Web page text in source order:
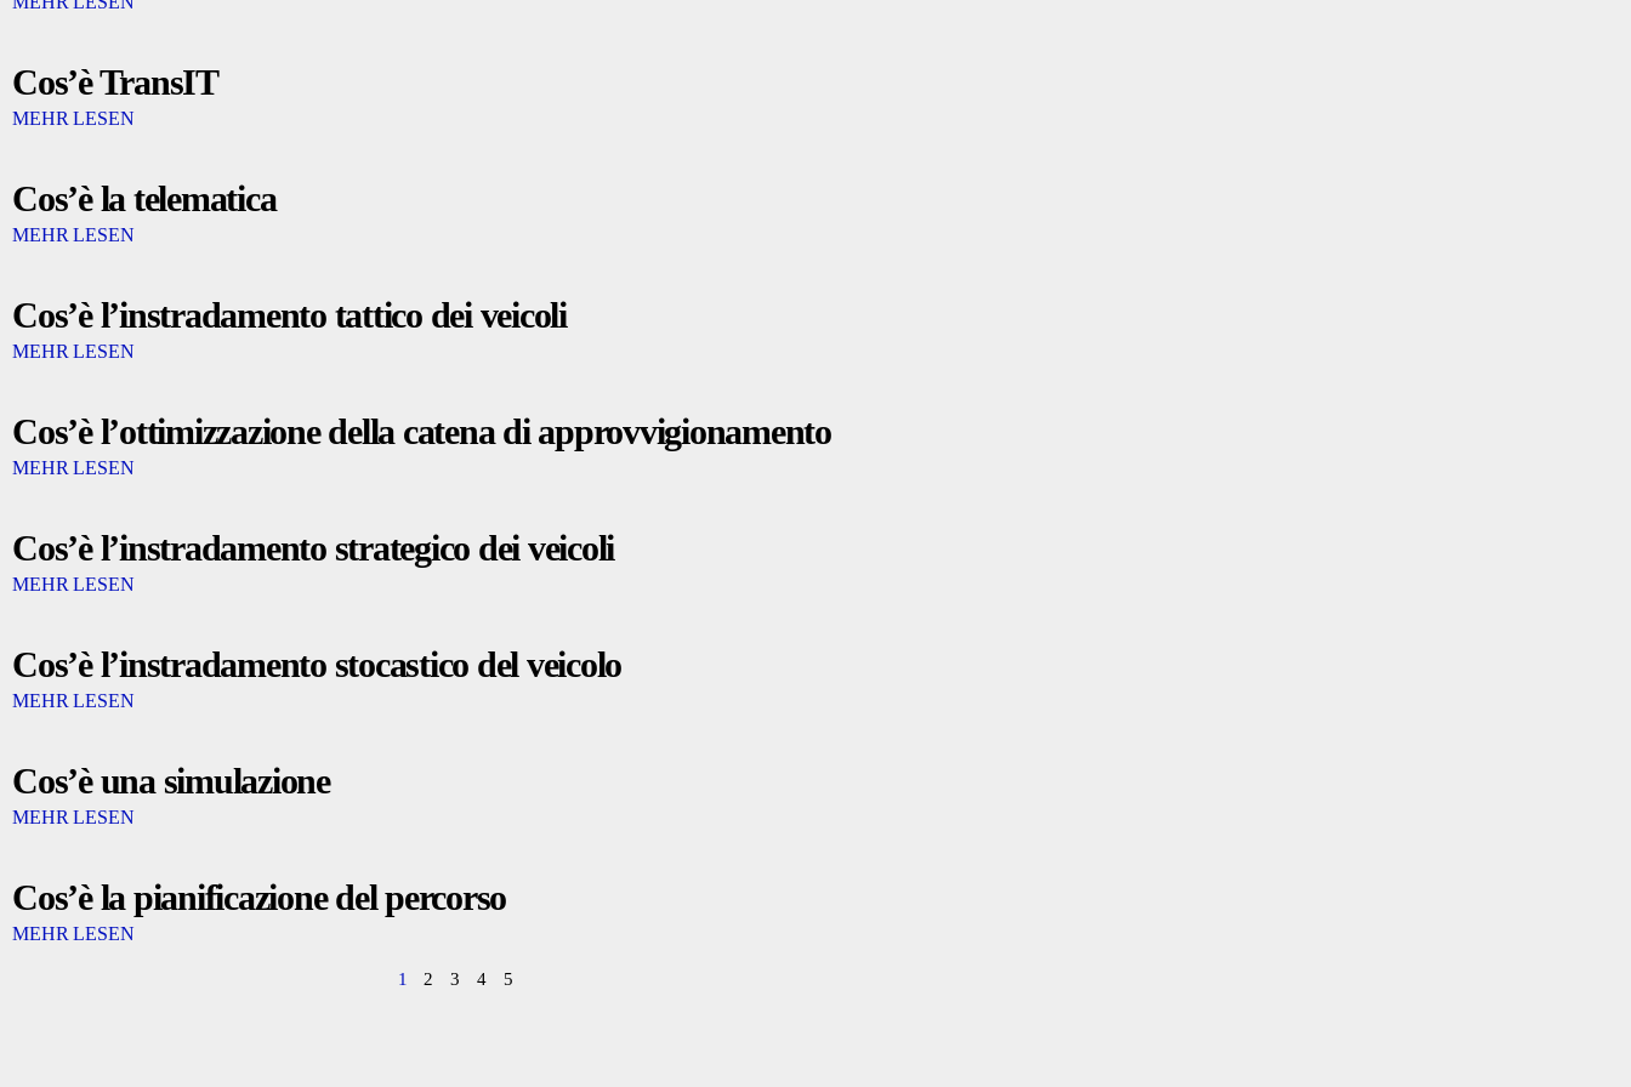
Cos’è TransIT
MEHR LESEN
Cos’è la telematica
MEHR LESEN
Cos’è l’instradamento tattico dei veicoli
MEHR LESEN
Cos’è l’ottimizzazione della catena di approvvigionamento
MEHR LESEN
Cos’è l’instradamento strategico dei veicoli
MEHR LESEN
Cos’è l’instradamento stocastico del veicolo
MEHR LESEN
Cos’è una simulazione
MEHR LESEN
Cos’è la pianificazione del percorso
MEHR LESEN
1 2 3 4 5